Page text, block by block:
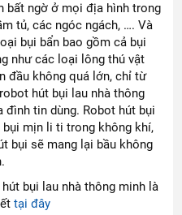
bất ngờ ở mọi địa hình trong
tủ, các ngóc ngách, …. Và
bụi bẩn bao gồm cả bụi
như các loại lông thú vật
đầu không quá lớn, chỉ từ
hút bụi lau nhà thông
đình tin dùng. Robot hút bụi
mịn li ti trong không khí,
bụi sẽ mang lại bầu không
bụi lau nhà thông minh là
tại đây